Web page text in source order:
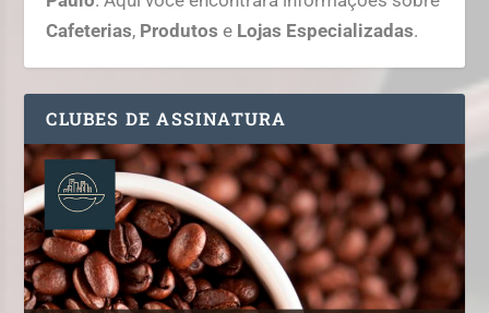
Cafeterias, Produtos e Lojas Especializadas.
CLUBES DE ASSINATURA